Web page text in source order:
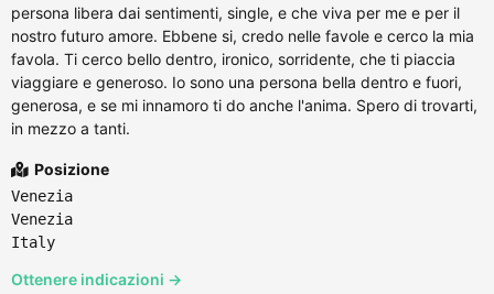
persona libera dai sentimenti, single, e che viva per me e per il
nostro futuro amore. Ebbene si, credo nelle favole e cerco la mia
favola. Ti cerco bello dentro, ironico, sorridente, che ti piaccia
viaggiare e generoso. Io sono una persona bella dentro e fuori,
generosa, e se mi innamoro ti do anche l'anima. Spero di trovarti,
in mezzo a tanti.
Posizione
Venezia
Venezia
Italy
Ottenere indicazioni →